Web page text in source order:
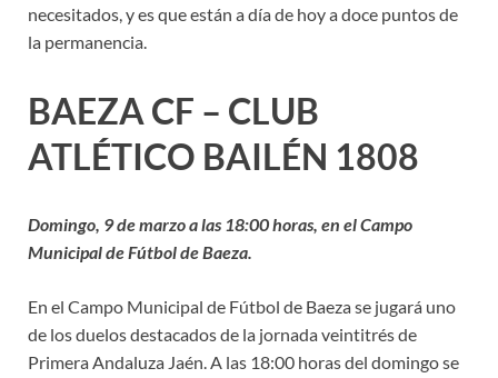
necesitados, y es que están a día de hoy a doce puntos de
la permanencia.
BAEZA CF – CLUB
ATLÉTICO BAILÉN 1808
Domingo, 9 de marzo a las 18:00 horas, en el Campo
Municipal de Fútbol de Baeza.
En el Campo Municipal de Fútbol de Baeza se jugará uno
de los duelos destacados de la jornada veintitrés de
Primera Andaluza Jaén. A las 18:00 horas del domingo se